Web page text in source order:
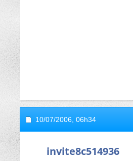
10/07/2006, 06h34
invite8c514936